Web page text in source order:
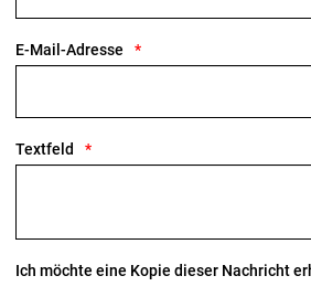
E-Mail-Adresse
Textfeld
Ich möchte eine Kopie dieser Nachricht